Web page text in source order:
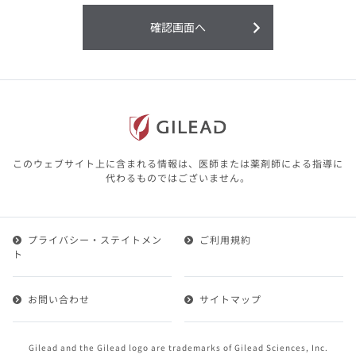
利用することまたは利用できなかったことよ
り生じる損害については一切の責任を負いか
含む）の情報は、その製品またはその製品の
本サイト内の情報は、医師その他医療関係者
が行なうべきアドバイスやサービスを提供す
るものではありません。本サイトに表示され
ている情報は、決して、医師その他医療関係
1.会員とは、医療関係者の方で、本サービスの利用規約
ービスに登録を申し込みギリアドがこれを承認した方を
いいます。
けることができます。
確認画面へ
このウェブサイト上に含まれる情報は、医師または薬剤師による指導に
代わるものではございません。
Gilead and the Gilead logo are trademarks of Gilead Sciences, Inc.
プライバシー・ステイトメン
ト
ご利用規約
お問い合わせ サイトマップ